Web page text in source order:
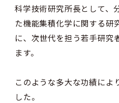
科学技術研究所長として、
た機能集積化学に関する研
に、次世代を担う若手研究
ます。
このような多大な功績によ
した。